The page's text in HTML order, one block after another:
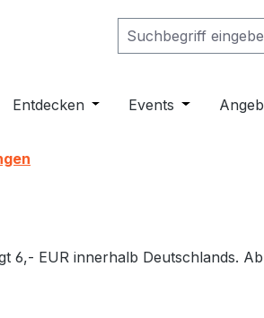
Dropdown der Kategorie
oder Schließe das Dropdown der
Entdecken Öffne oder Schließe das
Events Öffne oder
6,- EUR innerhalb Deutschlands.